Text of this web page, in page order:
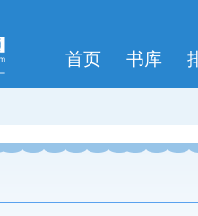
首页 书库